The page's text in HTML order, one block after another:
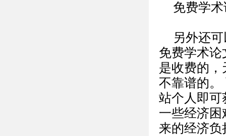
免费学
另外还
免费学术
是收费的
不靠谱的。
站个人即可
一些经济
来的经济负